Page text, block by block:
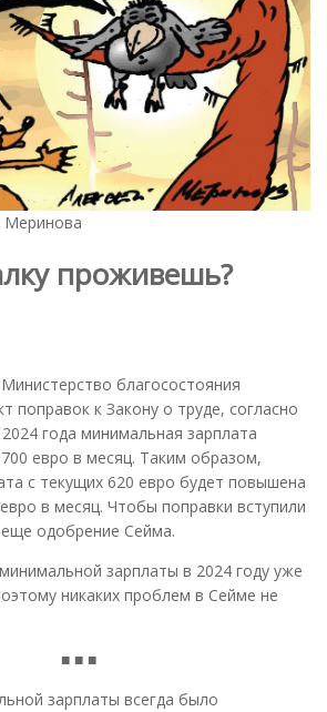
Меринова
проживешь?
благосостояния
поправок к Закону о труде, согласно
года минимальная зарплата
евро в месяц. Таким образом,
с текущих 620 евро будет повышена
в месяц. Чтобы поправки вступили
одобрение Сейма.
зарплаты в 2024 году уже
никаких проблем в Сейме не
■ ■ ■
зарплаты всегда было